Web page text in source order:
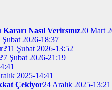
Nasıl Verirsınız20 Mart
Şubat 2026-18:37
11 Şubat 2026-13:52
7 Şubat 2026-21:19
2025-14:41
Çekiyor24 Aralık 2025-13:21